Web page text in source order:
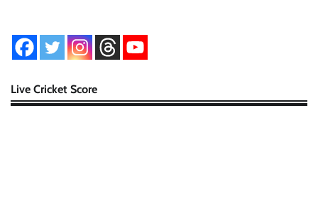
Live Cricket Score